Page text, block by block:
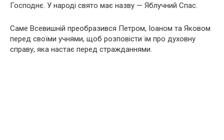
Господнє. У народі свято має назву — Яблучний Спас.
Саме Всевишній преобразився Петром, Іоаном та Яковом
перед своїми учнями, щоб розповісти їм про духовну
справу, яка настає перед стражданнями.